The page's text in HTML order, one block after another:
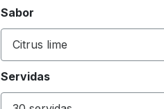
Sabor
Servidas